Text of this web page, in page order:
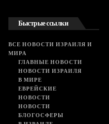
Быстрые ссылки
ВСЕ НОВОСТИ ИЗРАИЛЯ И
МИРА
ГЛАВНЫЕ НОВОСТИ
НОВОСТИ ИЗРАИЛЯ
В МИРЕ
ЕВРЕЙСКИЕ
НОВОСТИ
НОВОСТИ
БЛОГОСФЕРЫ